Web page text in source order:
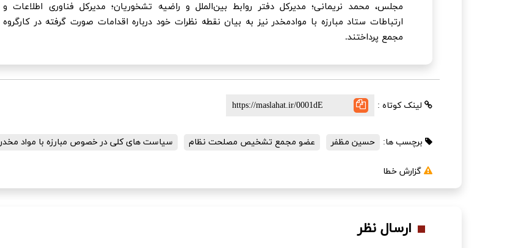
مجلس، محمد نریمانی؛ مدیرکل دفتر روابط بين‌الملل و راضیه تشخوریان؛ مدیرکل فناوری اطلاعات و
ارتباطات ستاد مبارزه با موادمخدر نیز به بیان نقطه نظرات خود درباره اقدامات صورت گرفته در کارگروه
مجمع پرداختند.
لینک کوتاه :
برچسب ها: حسین مظفر عضو مجمع تشخیص مصلحت نظام سیاست های کلی در خصوص مبارزه با مواد مخدر
گزارش خطا
ارسال نظر